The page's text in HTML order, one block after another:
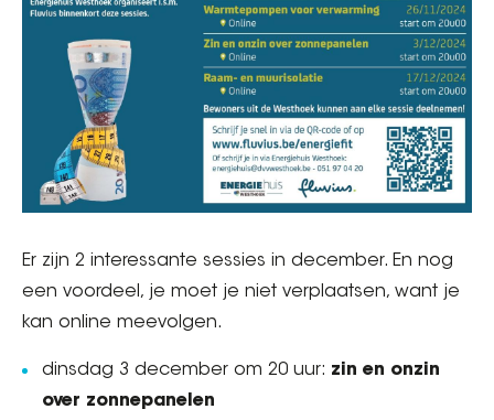
Er zijn 2 interessante sessies in december. En nog
een voordeel, je moet je niet verplaatsen, want je
kan online meevolgen.
dinsdag 3 december om 20 uur: zin en onzin
over zonnepanelen